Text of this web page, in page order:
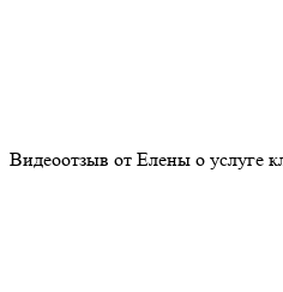
Видеоотзыв от Елены о услуге